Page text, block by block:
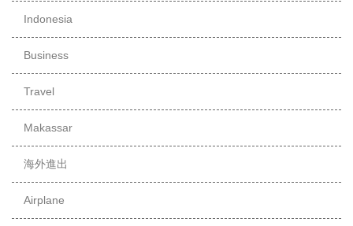
Indonesia
Business
Travel
Makassar
海外進出
Airplane